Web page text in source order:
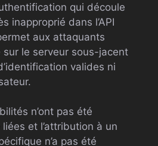
qui découle
inapproprié dans l’API
aux attaquants
sur le serveur sous-jacent
valides ni
n’ont pas été
et l’attribution à un
n’a pas été